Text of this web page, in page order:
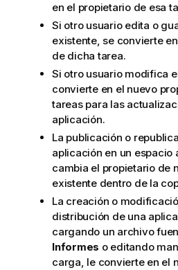
en el propietario de esa
Si otro usuario edita o
existente, se convierte
de dicha tarea.
Si otro usuario modifica
convierte en el nuevo
tareas para las
aplicación.
La publicación o
aplicación en un espacio
cambia el propietario de
existente dentro de la
La creación o
distribución de una
cargando un archivo
Informes o editando
carga, le convierte en el